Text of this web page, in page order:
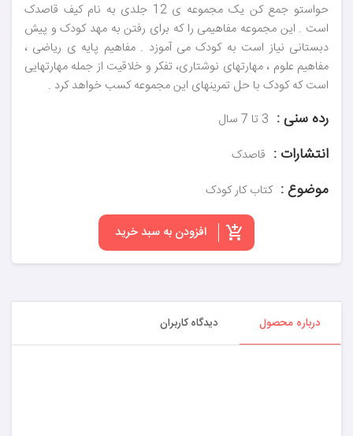
حواستو جمع کن یک مجموعه ی 12 جلدی به نام کیف قاصدک
است . این مجموعه مفاهیمی را که برای رفتن به مهد کودک و پیش
دبستانی نیاز است به کودک می آموزد . مفاهیم پایه ی ریاضی ،
مفاهیم علوم ، مهارتهای نوشتاری، تفکر و خلاقیت از جمله مهارتهایی
است که کودک با حل تمرینهای این مجموعه کسب خواهد کرد .
رده سنی : 3 تا 7 سال
انتشارات : قاصدک
موضوع : کتاب کار کودک
افزودن به سبد خرید
درباره محصول دیدگاه کاربران